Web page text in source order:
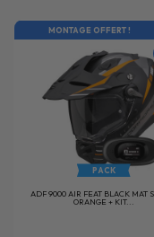
MONTAGE OFFERT !
PACK
ADF 9000 AIR FEAT BLACK MAT
ORANGE + KIT...